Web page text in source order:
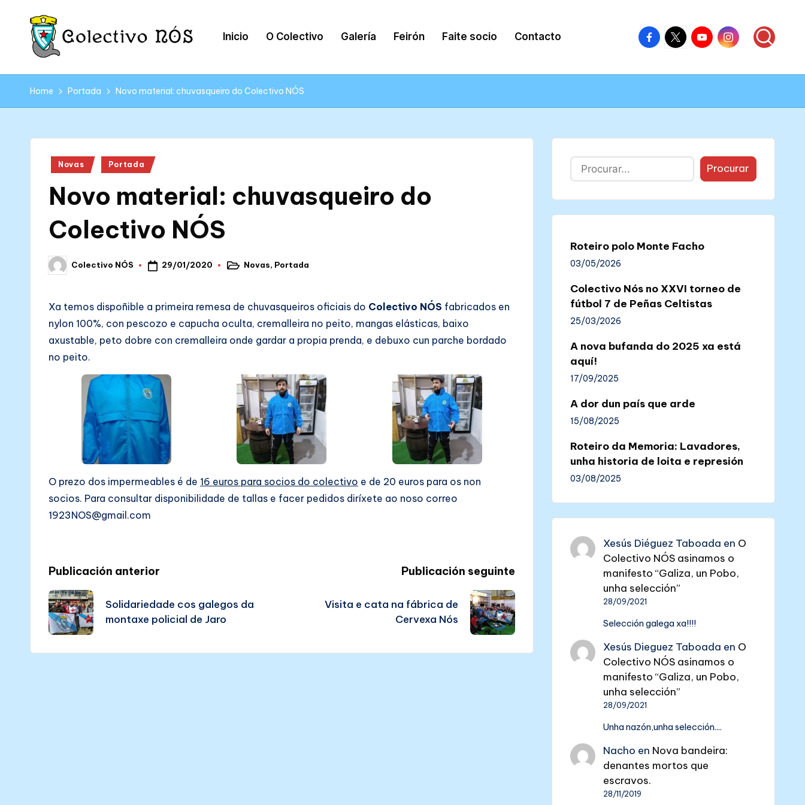
C
o
e
web
oficial
Colectivo
NÓS
Inicio O Colectivo Galería Feirón Faite socio Contacto
Facebook
–
Nós
X
–
Nós
Youtube
–
Nós
Instagram
–
Nós
Home Portada Novo material: chuvasqueiro do Colectivo NÓS
Posted
Novas Portada
Novo material: chuvasqueiro do
Colectivo NÓS
Posted
by
Colectivo NÓS 29/01/2020
PostedNovas, Portada
Xa temos dispoñible a primeira remesa de chuvasqueiros oficiais do Colectivo NÓS fabricados en
nylon 100%, con pescozo e capucha oculta, cremalleira no peito, mangas elásticas, baixo
axustable, peto dobre con cremalleira onde gardar a propia prenda, e debuxo cun parche bordado
no peito.
O prezo dos impermeables é de 16 euros para socios do colectivo e de 20 euros para os non
socios. Para consultar disponibilidade de tallas e facer pedidos diríxete ao noso correo
1923NOS@gmail.com
Post
navigation
Publicación anterior
Solidariedade cos galegos da
montaxe policial de Jaro
Publicación seguinte
Visita e cata na fábrica de
Cervexa Nós
Buscar Procurar
Roteiro polo Monte Facho
03/05/2026
Colectivo Nós no XXVI torneo de
fútbol 7 de Peñas Celtistas
25/03/2026
A nova bufanda do 2025 xa está
aquí!
17/09/2025
A dor dun país que arde
15/08/2025
Roteiro da Memoria: Lavadores,
unha historia de loita e represión
03/08/2025
Xesús Diéguez Taboada en O
Colectivo NÓS asinamos o
manifesto “Galiza, un Pobo,
unha selección”
28/09/2021
Selección galega xa!!!!
Xesús Dieguez Taboada en O
Colectivo NÓS asinamos o
manifesto “Galiza, un Pobo,
unha selección”
28/09/2021
Unha nazón,unha selección....
Nacho en Nova bandeira:
denantes mortos que
escravos.
28/11/2019